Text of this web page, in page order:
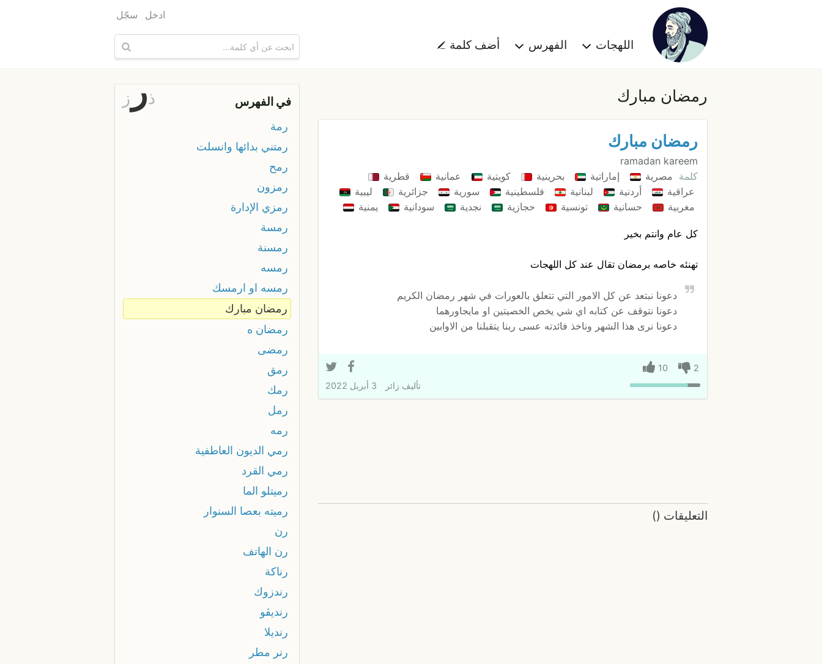
اللهجات الفهرس أضف كلمة
ادخل سجّل
رمضان مبارك
رمضان مبارك
ramadan kareem
كلمة مصرية إماراتية بحرينية كويتية عمانية
قطرية
عراقية
أردنية لبنانية فلسطينية سورية جزائرية
ليبية
مغربية
حسانية تونسية حجازية نجدية سودانية يمنية
كل عام وانتم بخير
تهنئه خاصه برمضان تقال عند كل اللهجات
دعونا نبتعد عن كل الامور التي تتعلق بالعورات في شهر رمضان الكريم
دعونا نتوقف عن كتابه اي شي يخص الخصيتين او مايجاورهما
دعونا نرى هذا الشهر وناخذ فائدته عسى ربنا يتقبلنا من الاوابين
2
10
تأليف زائر 3 أبريل 2022
التعليقات (
)
في الفهرس ذر ز
رمة
رمتني بدائها وانسلت
رمح
رمزون
رمزي الإدارة
رمسة
رمسنة
رمسه
رمسه او ارمسك
رمضان مبارك
رمضان ه
رمضى
رمق
رمك
رمل
رمه
رمي الديون العاطفية
رمي القرد
رميتلو الما
رميته بعصا السنوار
رن
رن الهاتف
رناكة
رندزوك
رنديڤو
رنديلا
رنر مطر